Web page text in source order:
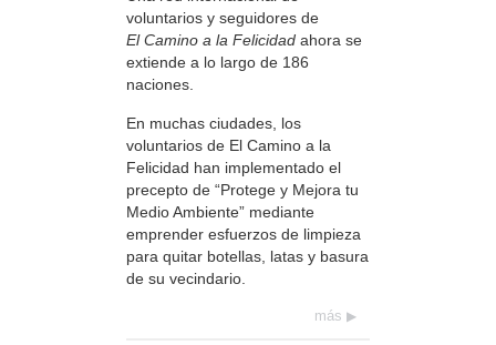
voluntarios y seguidores de
El Camino a la Felicidad ahora se
extiende a lo largo de 186
naciones.
En muchas ciudades, los
voluntarios de El Camino a la
Felicidad han implementado el
precepto de “Protege y Mejora tu
Medio Ambiente” mediante
emprender esfuerzos de limpieza
para quitar botellas, latas y basura
de su vecindario.
más